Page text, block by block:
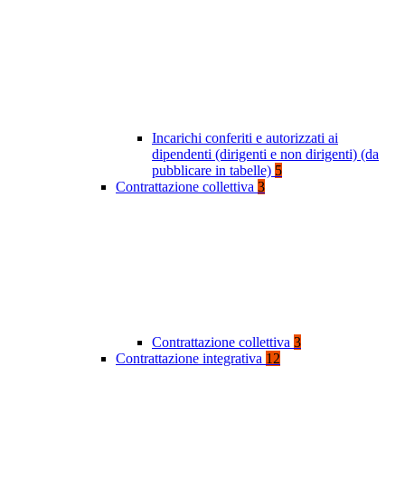
Incarichi conferiti e autorizzati ai
dipendenti (dirigenti e non dirigenti) (da
pubblicare in tabelle) 5
Contrattazione collettiva 3
Contrattazione collettiva 3
Contrattazione integrativa 12